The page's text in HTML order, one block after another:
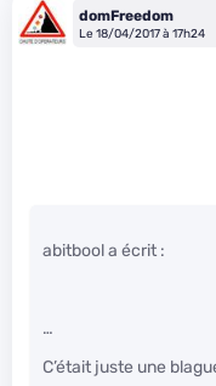
domFreedom
Le 18/04/2017 à 17h24
abitbool a écrit :
…
C’était juste une